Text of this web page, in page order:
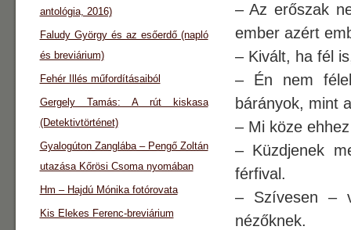
– Az erőszak
ember azért
– Kivált, ha fél
– Én nem
bárányok, mint
– Mi köze
– Küzdjenek
férfival.
– Szívesen –
nézőknek.
antológia, 2016)
Faludy György és az esőerdő (napló
és breviárium)
Fehér Illés műfordításaiból
Gergely Tamás: A rút kiskasa
(Detektivtörténet)
Gyalogúton Zanglába – Pengő Zoltán
utazása Kőrösi Csoma nyomában
Hm – Hajdú Mónika fotórovata
Kis Elekes Ferenc-breviárium